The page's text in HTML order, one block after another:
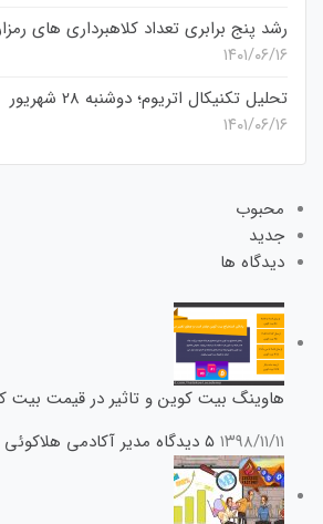
رشد پنج برابری تعداد کلاهبرداری های
۱۴۰۱/۰۶/۱۶
تحلیل تکنیکال اتریوم؛ دوشنبه 28 شهریور
۱۴۰۱/۰۶/۱۶
محبوب
جدید
دیدگاه ها
هاوینگ بیت کوین و تاثیر در قیمت بیت
۱۳۹۸/۱۱/۱۱ ۵ دیدگاه مدیر آکادمی هلاکوئی